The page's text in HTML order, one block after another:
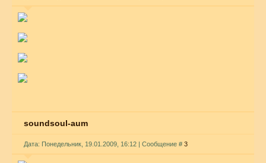
soundsoul-aum
Дата: Понедельник, 19.01.2009, 16:12 | Сообщение # 3